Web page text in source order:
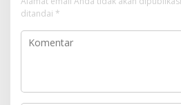
ditandai *